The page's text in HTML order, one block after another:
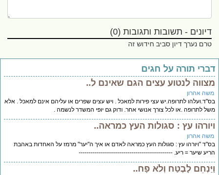
דיונים - תשובות ותגובות (0)
טרם נערך דיון סביב חידוש זה
תורה על חגים
לנטוע עצים הגם שאינם ל..
אהרון
לתרופה.יש עצי פירות למאכל . ויש עצים שפרים או עליהם אינם למאכל . אלא
לתרופה .או לכל צורך אנושי אחר. ודוק גם יופי המשדר לנשמה .
עץ : סגולות העץ כמראה..
אהרון
"ויורהו עץ : סגולות העץ כמראה לאדם או איך ה"יער" מרמז על האחדות באהבת
שיער = ריע. ------------------------------------------------
לָבֶטַח וְלֹא פָח..